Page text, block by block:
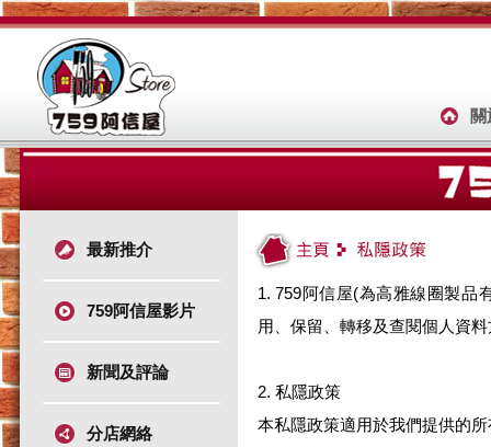
最新推介
759阿信屋影片
新聞及評論
分店網絡
1. 759阿信屋(為高雅線圈製品
用、保留、轉移及查閱個人資
2. 私隱政策
本私隱政策適用於我們提供的